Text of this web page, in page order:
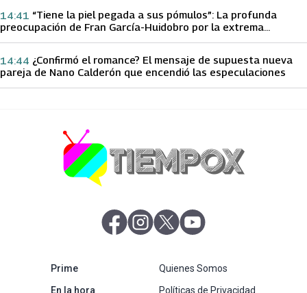
“Tiene la piel pegada a sus pómulos”: La profunda
preocupación de Fran García-Huidobro por la extrema
14:41
¿Confirmó el romance? El mensaje de supuesta nueva
pareja de Nano Calderón que encendió las especulaciones
14:44
abre en nueva pestaña
abre en nueva pestaña
abre en nueva pestaña
Primeabre en nueva pestaña
En la horaabre en nueva pestaña
Quienes Somos
Políticas de Privacidad